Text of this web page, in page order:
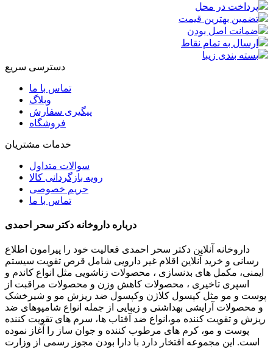
پرداخت در محل
تضمین بهترین قیمت
ضمانت اصل بودن
ارسال به تمام نقاط
بسته بندی زیبا
دسترسی سریع
تماس با ما
وبلاگ
پیگیری سفارش
فروشگاه
خدمات مشتریان
سوالات متداول
رویه بازگردانی کالا
حریم خصوصی
تماس با ما
درباره داروخانه دکتر سحر احمدی
داروخانه آنلاین دکتر سحر احمدی فعالیت خود را پیرامون اطلاع
رسانی و خرید آنلاین اقلام غیر دارویی شامل قرص تقویت سیستم
ایمنی، مکمل های بدنسازی ، محصولات زناشویی مثل انواع کاندم و
اسپری تاخیری ، محصولات کاهش وزن و محصولات مراقبت از
پوست و مو مثل کپسول کلاژن وکپسول ضد ریزش مو و شیرخشک
و محصولات آرایشی بهداشتی و زیبایی از جمله انواع شامپوهای ضد
ریزش و تقویت کننده مو،انواع ضد آفتاب ها، سرم های تقویت کننده
پوست و مو، کرم های مرطوب کننده و جوان ساز را آغاز نموده
است. این مجموعه افتخار دارد با دارا بودن مجوز رسمی از وزارت